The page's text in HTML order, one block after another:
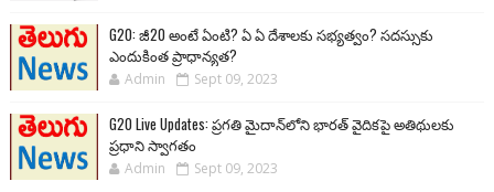
G20: జీ20 అంటే ఏంటి? ఏ ఏ దేశాలకు సభ్యత్వం? సదస్సుకు
ఎందుకింత ప్రాధాన్యత?
Admin Sept 09, 2023
G20 Live Updates: ప్రగతి మైదాన్‌లోని భారత్ వైదికపై అతిథులకు
ప్రధాని స్వాగతం
Admin Sept 09, 2023